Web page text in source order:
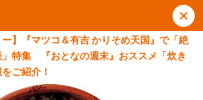
ー】『マツコ＆有吉 かりそめ天国』で「絶
」特集 『おとなの週末』おススメ「炊き
ご紹介！